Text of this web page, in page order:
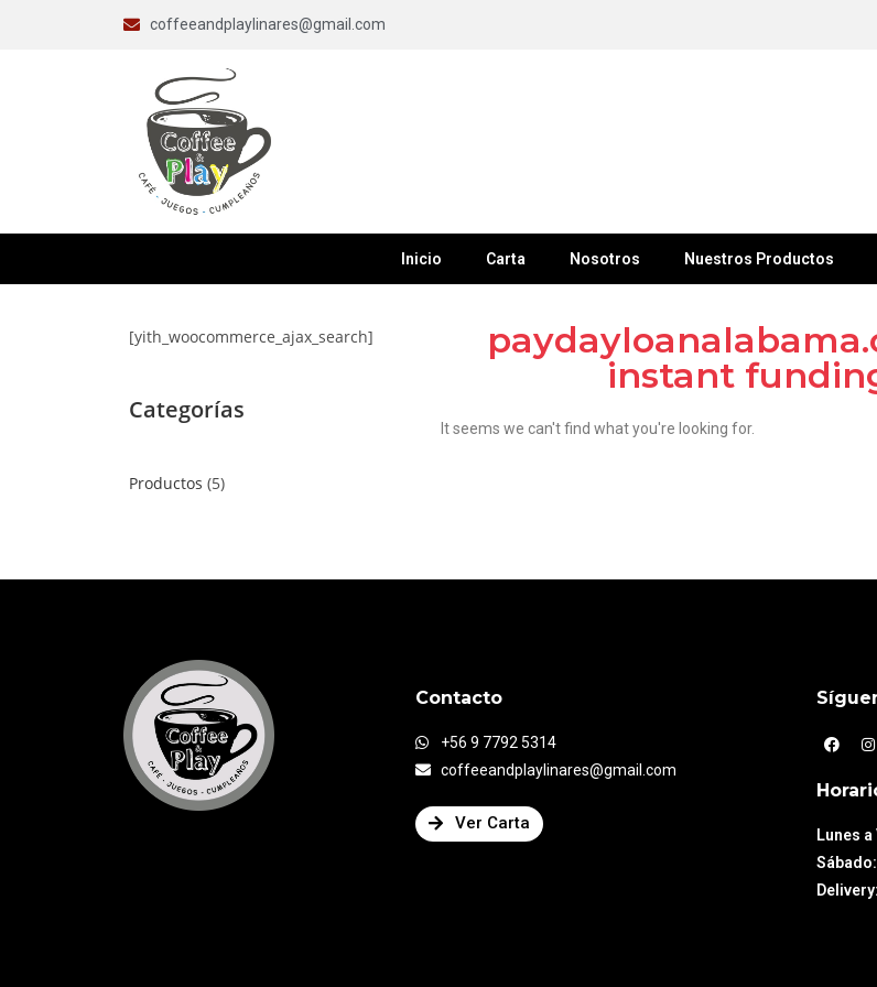
coffeeandplaylinares@gmail.com
Inicio Carta Nosotros Nuestros Productos
[yith_woocommerce_ajax_search]
Categorías
Productos 5
instant
It seems we can't find what you're looking for.
Contacto
+56 9 7792 5314
coffeeandplaylinares@gmail.com
Ver Carta
Lunes
Sábado:
Delivery: